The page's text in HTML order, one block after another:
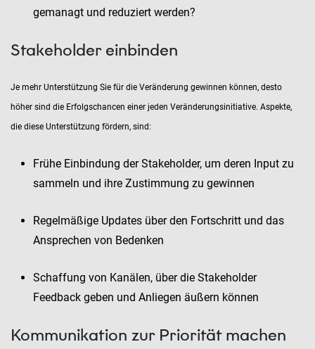
gemanagt und reduziert werden?
Stakeholder einbinden
Je mehr Unterstützung Sie für die Veränderung gewinnen können, desto
höher sind die Erfolgschancen einer jeden Veränderungsinitiative. Aspekte,
die diese Unterstützung fördern, sind:
Frühe Einbindung der Stakeholder, um deren Input zu
sammeln und ihre Zustimmung zu gewinnen
Regelmäßige Updates über den Fortschritt und das
Ansprechen von Bedenken
Schaffung von Kanälen, über die Stakeholder
Feedback geben und Anliegen äußern können
Kommunikation zur Priorität machen